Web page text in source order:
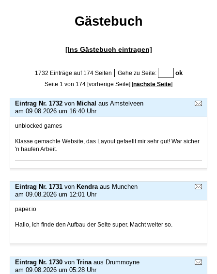
Gästebuch
[Ins Gästebuch eintragen]
1732 Einträge auf 174 Seiten
Gehe zu Seite:
Seite 1 von 174 [vorherige Seite] [nächste Seite]
Eintrag Nr. 1732 von Michal aus Amstelveen
am 09.08.2026 um 16:40 Uhr
unblocked games
Klasse gemachte Website, das Layout gefaellt mir sehr gut! War sicher
'n haufen Arbeit.
Eintrag Nr. 1731 von Kendra aus Munchen
am 09.08.2026 um 12:01 Uhr
paper.io
Hallo, Ich finde den Aufbau der Seite super. Macht weiter so.
Eintrag Nr. 1730 von Trina aus Drummoyne
am 09.08.2026 um 05:28 Uhr